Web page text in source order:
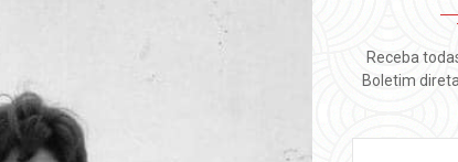
Receba
Boletim